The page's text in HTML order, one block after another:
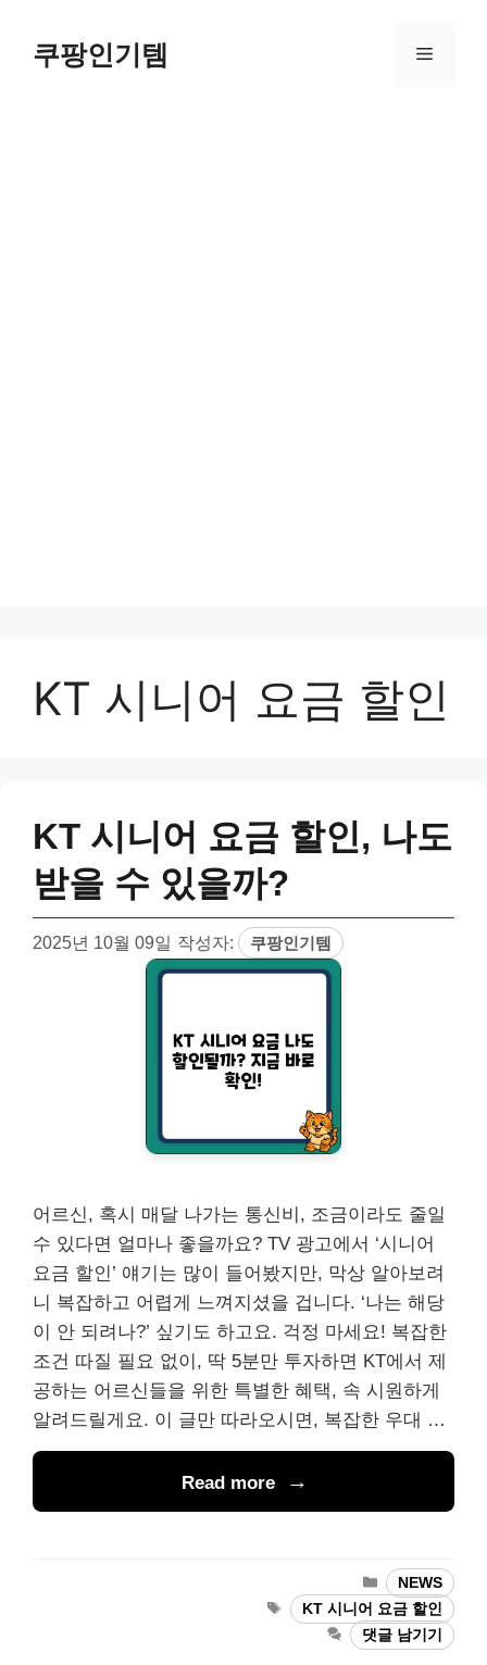
쿠팡인기템 메
KT 시니어 요금 할인
KT 시니어 요금 할인, 나도
받을 수 있을까?
2025년 10월 09일 작성자: 쿠팡인기템
어르신, 혹시 매달 나가는 통신비, 조금이라도 줄일
수 있다면 얼마나 좋을까요? TV 광고에서 ‘시니어
요금 할인’ 얘기는 많이 들어봤지만, 막상 알아보려
니 복잡하고 어렵게 느껴지셨을 겁니다. ‘나는 해당
이 안 되려나?’ 싶기도 하고요. 걱정 마세요! 복잡한
조건 따질 필요 없이, 딱 5분만 투자하면 KT에서 제
공하는 어르신들을 위한 특별한 혜택, 속 시원하게
알려드릴게요. 이 글만 따라오시면, 복잡한 우대 …
Read more
카
테
고
리
NEWS
태
그
KT 시니어 요금 할인
댓글 남기기